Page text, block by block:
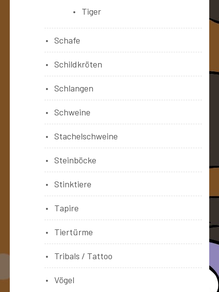
Tiger
Schafe
Schildkröten
Schlangen
Schweine
Stachelschweine
Steinböcke
Stinktiere
Tapire
Tiertürme
Tribals / Tattoo
Vögel